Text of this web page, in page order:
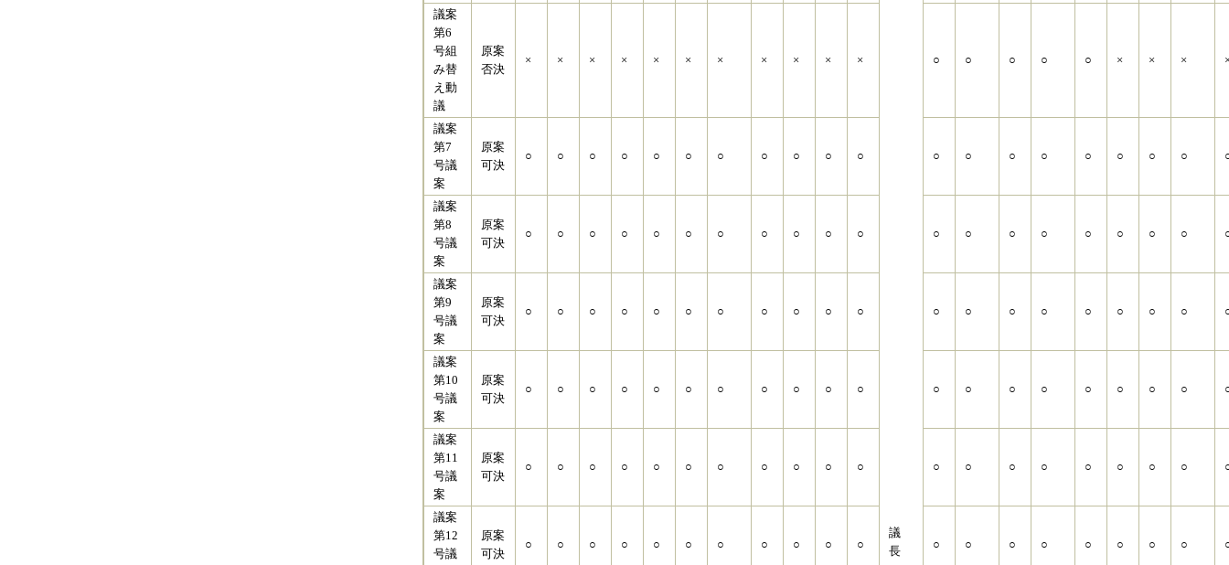
議
長
議案
第6
号組
み替
え動
議
原案
否決
× × × × × × × × × × × ○ ○ ○ ○ ○ × × ×
議案
第7
号議
案
原案
可決
○ ○ ○ ○ ○ ○ ○ ○ ○ ○ ○ ○ ○ ○ ○ ○ ○ ○ ○
議案
第8
号議
案
原案
可決
○ ○ ○ ○ ○ ○ ○ ○ ○ ○ ○ ○ ○ ○ ○ ○ ○ ○ ○
議案
第9
号議
案
原案
可決
○ ○ ○ ○ ○ ○ ○ ○ ○ ○ ○ ○ ○ ○ ○ ○ ○ ○ ○
議案
第10
号議
案
原案
可決
○ ○ ○ ○ ○ ○ ○ ○ ○ ○ ○ ○ ○ ○ ○ ○ ○ ○ ○
議案
第11
号議
案
原案
可決
○ ○ ○ ○ ○ ○ ○ ○ ○ ○ ○ ○ ○ ○ ○ ○ ○ ○ ○
議案
第12
号議
原案
可決
○ ○ ○ ○ ○ ○ ○ ○ ○ ○ ○ ○ ○ ○ ○ ○ ○ ○ ○